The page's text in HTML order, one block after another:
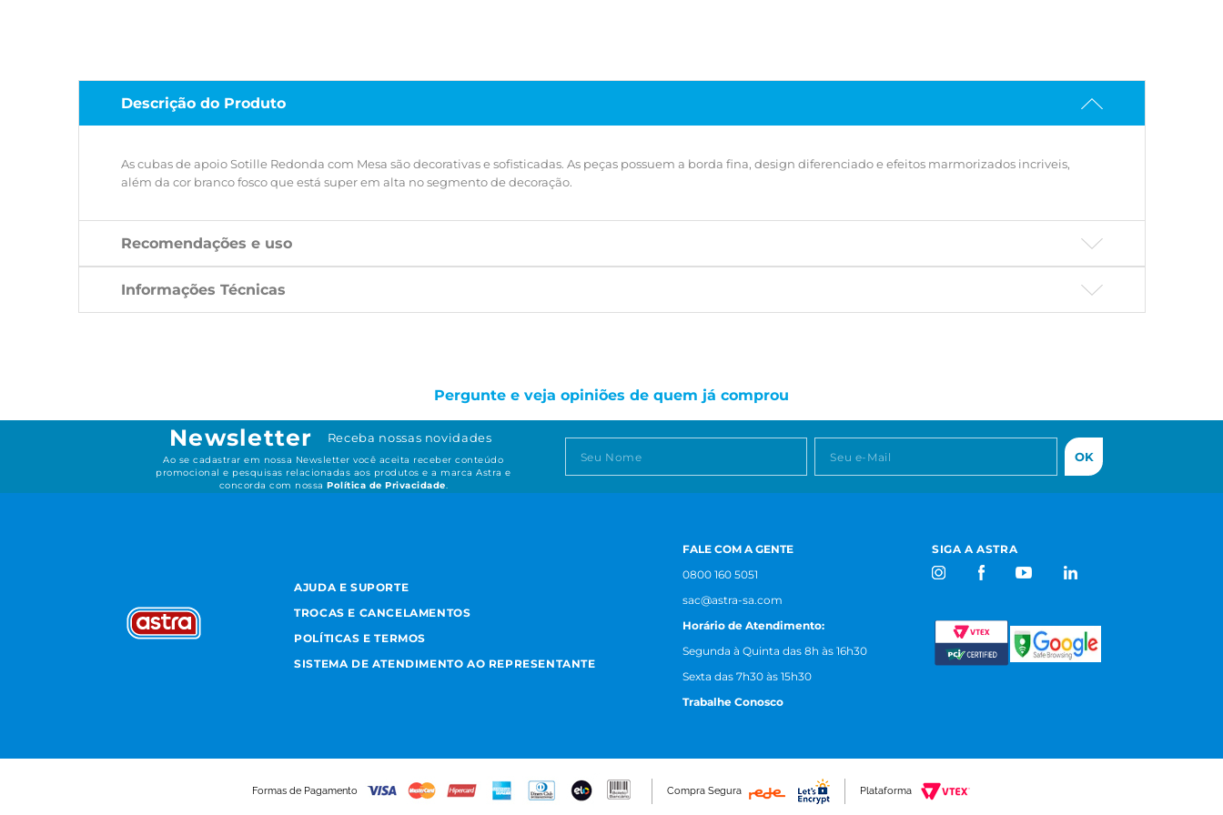
Descrição do Produto
As cubas de apoio Sotille Redonda com Mesa são decorativas e sofisticadas. As peças possuem a borda fina, design diferenciado e efeitos marmorizados incriveis,
além da cor branco fosco que está super em alta no segmento de decoração.
Recomendações e uso
Informações Técnicas
Pergunte e veja opiniões de quem já comprou
Newsletter Receba nossas novidades
Ao se cadastrar em nossa Newsletter você aceita receber conteúdo
promocional e pesquisas relacionadas aos produtos e a marca Astra e
concorda com nossaPolítica de Privacidade
OK
AJUDA E SUPORTE
TROCAS E CANCELAMENTOS
POLÍTICAS E TERMOS
SISTEMA DE ATENDIMENTO AO REPRESENTANTE
FALE COM A GENTE
0800 160 5051
sac@astra-sa.com
Horário de Atendimento:
Segunda à Quinta das 8h às 16h30
Sexta das 7h30 às 15h30
Trabalhe Conosco
SIGA A ASTRA
Formas de Pagamento Compra Segura Plataforma